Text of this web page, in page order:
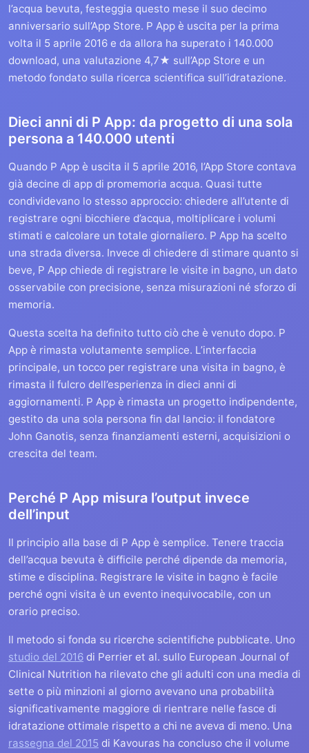
l’acqua bevuta, festeggia questo mese il suo decimo
anniversario sull’App Store. P App è uscita per la prima
volta il 5 aprile 2016 e da allora ha superato i 140.000
download, una valutazione 4,7★ sull’App Store e un
metodo fondato sulla ricerca scientifica sull’idratazione.
Dieci anni di P App: da progetto di una sola
persona a 140.000 utenti
Quando P App è uscita il 5 aprile 2016, l’App Store contava
già decine di app di promemoria acqua. Quasi tutte
condividevano lo stesso approccio: chiedere all’utente di
registrare ogni bicchiere d’acqua, moltiplicare i volumi
stimati e calcolare un totale giornaliero. P App ha scelto
una strada diversa. Invece di chiedere di stimare quanto si
beve, P App chiede di registrare le visite in bagno, un dato
osservabile con precisione, senza misurazioni né sforzo di
memoria.
Questa scelta ha definito tutto ciò che è venuto dopo. P
App è rimasta volutamente semplice. L’interfaccia
principale, un tocco per registrare una visita in bagno, è
rimasta il fulcro dell’esperienza in dieci anni di
aggiornamenti. P App è rimasta un progetto indipendente,
gestito da una sola persona fin dal lancio: il fondatore
John Ganotis, senza finanziamenti esterni, acquisizioni o
crescita del team.
Perché P App misura l’output invece
dell’input
Il principio alla base di P App è semplice. Tenere traccia
dell’acqua bevuta è difficile perché dipende da memoria,
stime e disciplina. Registrare le visite in bagno è facile
perché ogni visita è un evento inequivocabile, con un
orario preciso.
Il metodo si fonda su ricerche scientifiche pubblicate. Uno
studio del 2016 di Perrier et al. sullo European Journal of
Clinical Nutrition ha rilevato che gli adulti con una media di
sette o più minzioni al giorno avevano una probabilità
significativamente maggiore di rientrare nelle fasce di
idratazione ottimale rispetto a chi ne aveva di meno. Una
rassegna del 2015 di Kavouras ha concluso che il volume